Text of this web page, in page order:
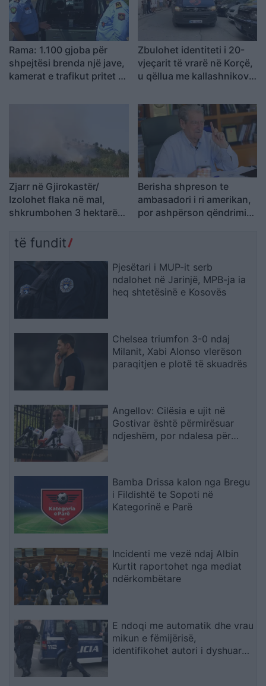
Rama: 1.100 gjoba për
shpejtësi brenda një jave,
kamerat e trafikut pritet të
Zbulohet identiteti i 20-
vjeçarit të vrarë në Korçë,
u qëllua me kallashnikov
Zjarr në Gjirokastër/
Izolohet flaka në mal,
shkrumbohen 3 hektarë
kufirin mes Golemit dhe
Progonatit
Berisha shpreson te
ambasadori i ri amerikan,
por ashpërson qëndrimin
të fundit
Pjesëtari i MUP-it serb
ndalohet në Jarinjë, MPB-ja ia
heq shtetësinë e Kosovës
Chelsea triumfon 3-0 ndaj
Milanit, Xabi Alonso vlerëson
paraqitjen e plotë të skuadrës
Angellov: Cilësia e ujit në
Gostivar është përmirësuar
ndjeshëm, por ndalesa për
Bamba Drissa kalon nga Bregu
i Fildishtë te Sopoti në
Kategorinë e Parë
Incidenti me vezë ndaj Albin
Kurtit raportohet nga mediat
ndërkombëtare
E ndoqi me automatik dhe vrau
mikun e fëmijërisë,
identifikohet autori i dyshuar